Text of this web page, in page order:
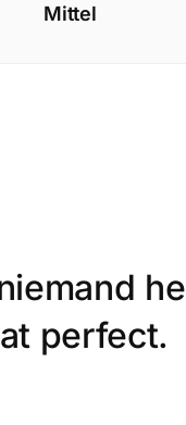
Mittel
perfect.